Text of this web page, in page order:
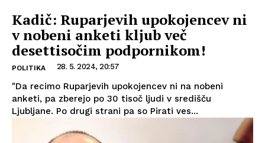
Kadič: Ruparjevih upokojencev ni
v nobeni anketi kljub več
desettisočim podpornikom!
POLITIKA 28. 5. 2024, 20:57
"Da recimo Ruparjevih upokojencev ni na nobeni
anketi, pa zberejo po 30 tisoč ljudi v središču
Ljubljane. Po drugi strani pa so Pirati ves...